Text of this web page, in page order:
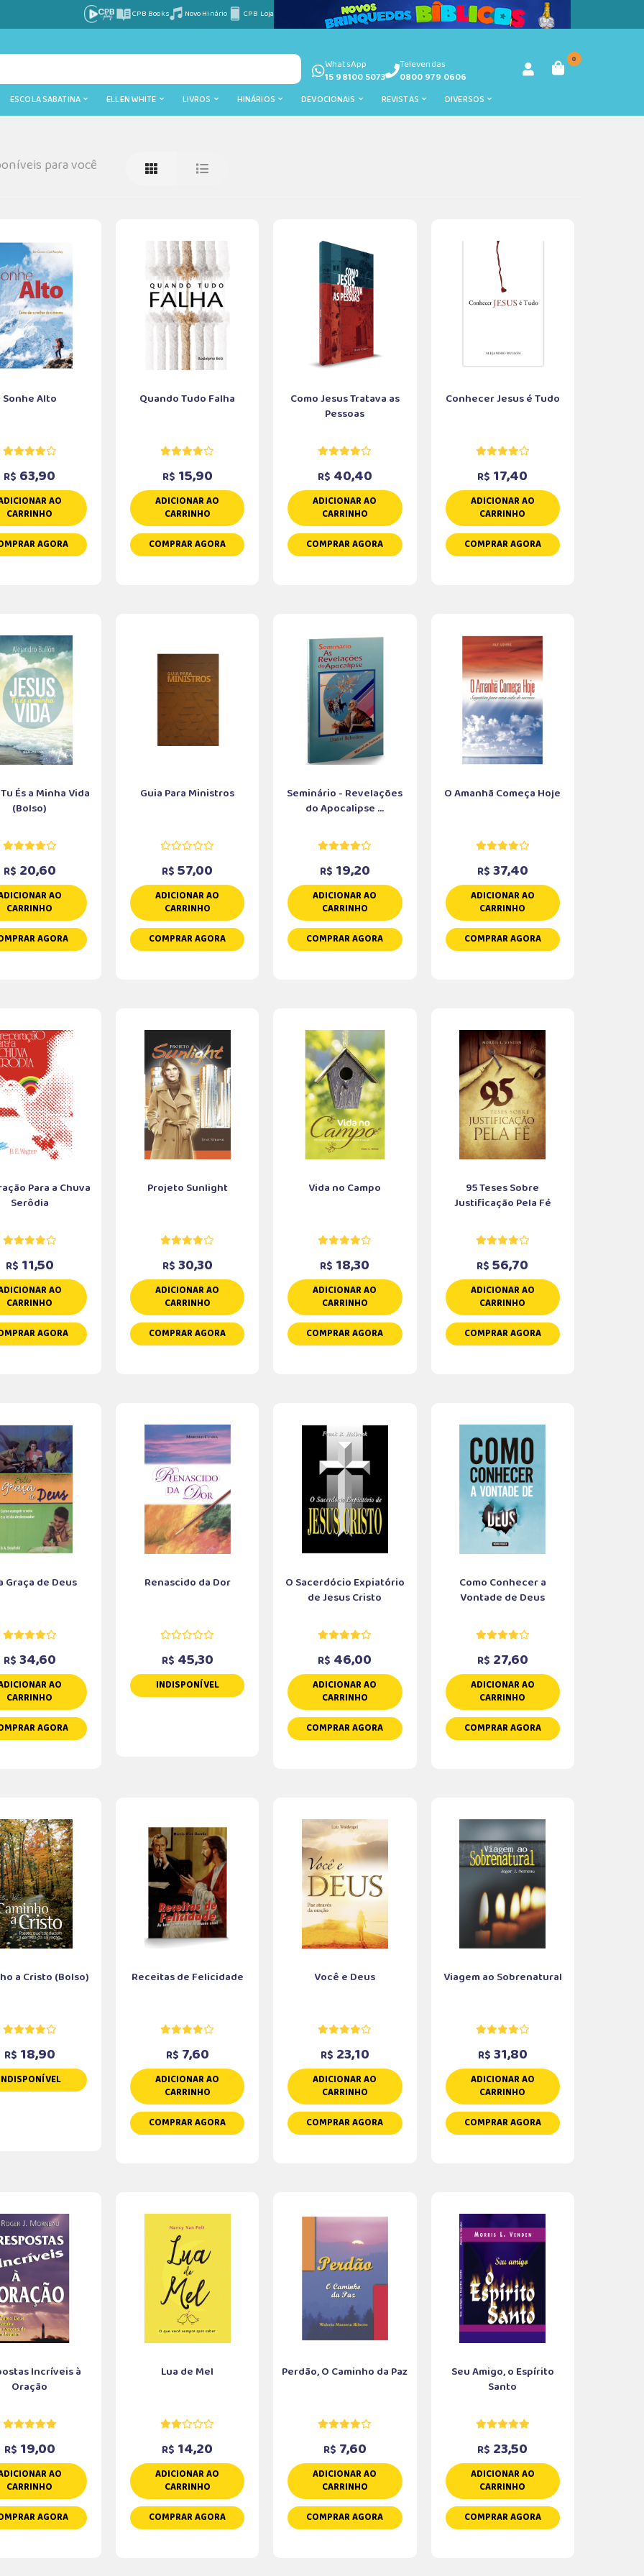
CPB Books Novo Hinário CPB Loja
WhatsApp
15 98100 5073
Televendas
0800 979 0606
0
ESCOLA SABATINA ELLEN WHITE LIVROS HINÁRIOS DEVOCIONAIS REVISTAS DIVERSOS
para você
Sonhe Alto
R$ 63,90
AO
CARRINHO
AGORA
Quando Tudo Falha
R$ 15,90
ADICIONAR AO
CARRINHO
COMPRAR AGORA
Como Jesus Tratava as
Pessoas
R$ 40,40
ADICIONAR AO
CARRINHO
COMPRAR AGORA
Conhecer Jesus é Tudo
R$ 17,40
ADICIONAR AO
CARRINHO
COMPRAR AGORA
És a Minha Vida
(Bolso)
R$ 20,60
AO
CARRINHO
AGORA
Guia Para Ministros
R$ 57,00
ADICIONAR AO
CARRINHO
COMPRAR AGORA
Seminário - Revelações
do Apocalipse ...
R$ 19,20
ADICIONAR AO
CARRINHO
COMPRAR AGORA
O Amanhã Começa Hoje
R$ 37,40
ADICIONAR AO
CARRINHO
COMPRAR AGORA
Para a Chuva
Serôdia
R$ 11,50
AO
CARRINHO
AGORA
Projeto Sunlight
R$ 30,30
ADICIONAR AO
CARRINHO
COMPRAR AGORA
Vida no Campo
R$ 18,30
ADICIONAR AO
CARRINHO
COMPRAR AGORA
95 Teses Sobre
Justificação Pela Fé
R$ 56,70
ADICIONAR AO
CARRINHO
COMPRAR AGORA
Graça de Deus
R$ 34,60
AO
CARRINHO
AGORA
Renascido da Dor
R$ 45,30
INDISPONÍVEL
O Sacerdócio Expiatório
de Jesus Cristo
R$ 46,00
ADICIONAR AO
CARRINHO
COMPRAR AGORA
Como Conhecer a
Vontade de Deus
R$ 27,60
ADICIONAR AO
CARRINHO
COMPRAR AGORA
a Cristo (Bolso)
R$ 18,90
Receitas de Felicidade
R$ 7,60
ADICIONAR AO
CARRINHO
COMPRAR AGORA
Você e Deus
R$ 23,10
ADICIONAR AO
CARRINHO
COMPRAR AGORA
Viagem ao Sobrenatural
R$ 31,80
ADICIONAR AO
CARRINHO
COMPRAR AGORA
Incríveis à
Oração
R$ 19,00
AO
CARRINHO
AGORA
Lua de Mel
R$ 14,20
ADICIONAR AO
CARRINHO
COMPRAR AGORA
Perdão, O Caminho da Paz
R$ 7,60
ADICIONAR AO
CARRINHO
COMPRAR AGORA
Seu Amigo, o Espírito
Santo
R$ 23,50
ADICIONAR AO
CARRINHO
COMPRAR AGORA